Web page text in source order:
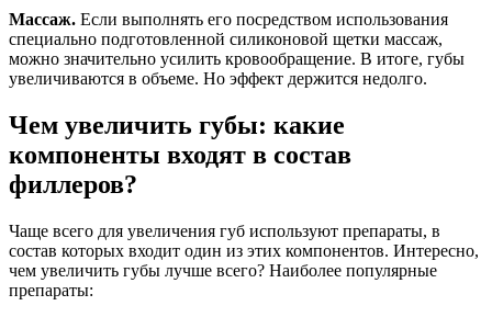
Массаж. Если выполнять его посредством использования
специально подготовленной силиконовой щетки массаж,
можно значительно усилить кровообращение. В итоге, губы
увеличиваются в объеме. Но эффект держится недолго.
Чем увеличить губы: какие
компоненты входят в состав
филлеров?
Чаще всего для увеличения губ используют препараты, в
состав которых входит один из этих компонентов. Интересно,
чем увеличить губы лучше всего? Наиболее популярные
препараты: